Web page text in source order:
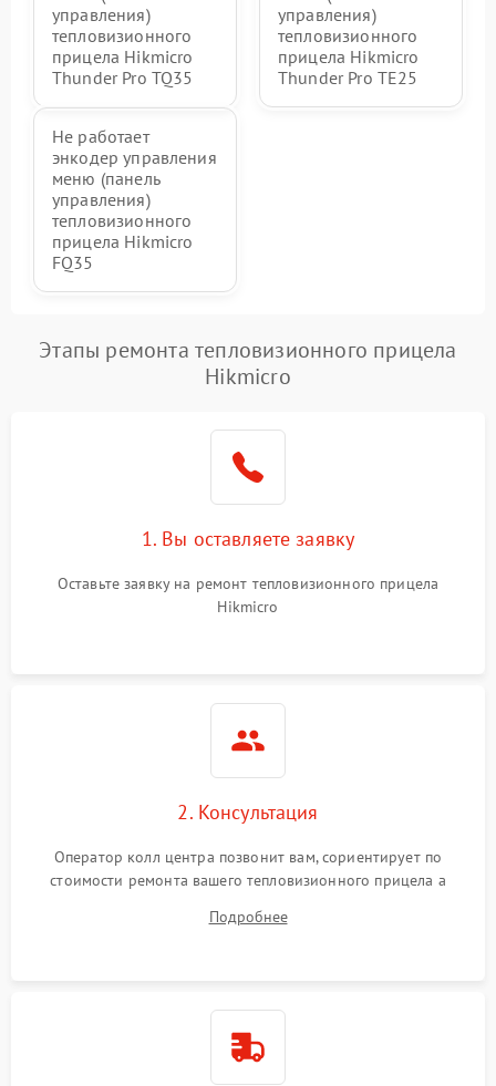
управления)
тепловизионного
прицела Hikmicro
Thunder Pro TQ35
управления)
тепловизионного
прицела Hikmicro
Thunder Pro TE25
Не работает
энкодер управления
меню (панель
управления)
тепловизионного
прицела Hikmicro
FQ35
Этапы ремонта тепловизионного прицела
Hikmicro
1. Вы оставляете заявку
Оставьте заявку на ремонт тепловизионного прицела
Hikmicro
2. Консультация
Оператор колл центра позвонит вам, сориентирует по
стоимости ремонта вашего тепловизионного прицела а
Подробнее